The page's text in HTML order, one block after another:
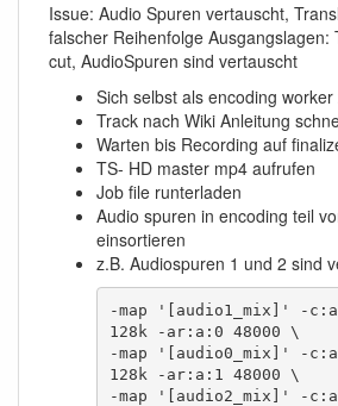
Issue: Audio Spuren vertauscht,
falscher Reihenfolge Ausgangslagen:
cut, AudioSpuren sind vertauscht
Sich selbst als encoding worker
Track nach Wiki Anleitung
Warten bis Recording auf
TS- HD master mp4 aufrufen
Job file runterladen
Audio spuren in encoding teil
einsortieren
z.B. Audiospuren 1 und 2 sind
-map '[audio1_mix]' -
128k -ar:a:0 48000 \
-map '[audio0_mix]' -
128k -ar:a:1 48000 \
-map '[audio2_mix]' -